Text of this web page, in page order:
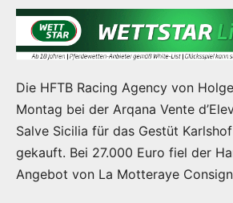
Die HFTB Racing Agency von
Montag bei der Arqana Vente
Salve Sicilia für das Gestüt
gekauft. Bei 27.000 Euro fiel der
Angebot von La Motteraye